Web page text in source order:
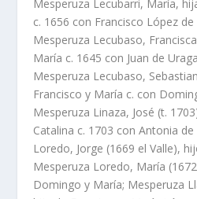
Mesperuza Lecubarri, Marí­a,
c. 1656 con Francisco López
Mesperuza Lecubaso,
Marí­a c. 1645 con Juan de
Mesperuza Lecubaso,
Francisco y Marí­a c. con
Mesperuza Linaza, José (t.
Catalina c. 1703 con Antonia
Loredo, Jorge (1669 el Valle),
Mesperuza Loredo, Marí­a
Domingo y Marí­a; Mesperuza